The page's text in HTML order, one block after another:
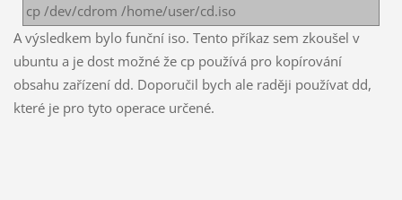
cp /dev/cdrom /home/user/cd.iso
A výsledkem bylo funční iso. Tento příkaz sem zkoušel v
ubuntu a je dost možné že cp používá pro kopírování
obsahu zařízení dd. Doporučil bych ale raději používat dd,
které je pro tyto operace určené.